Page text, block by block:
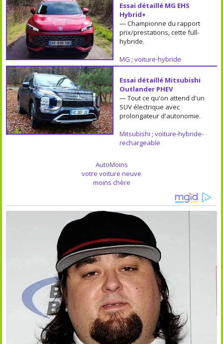
Essai détaillé MG EHS
Hybrid+
— Championne du rapport
prix/prestations, cette full-
hybride.
MG ; voiture-hybride
Essai détaillé Mitsubishi
Outlander PHEV
— Tout ce qu'on attend d'un
SUV électrique avec
prolongateur d'autonomie.
Mitsubishi ; voiture-hybride-
rechargeable
AutoMoins
votre voiture neuve
moins chère